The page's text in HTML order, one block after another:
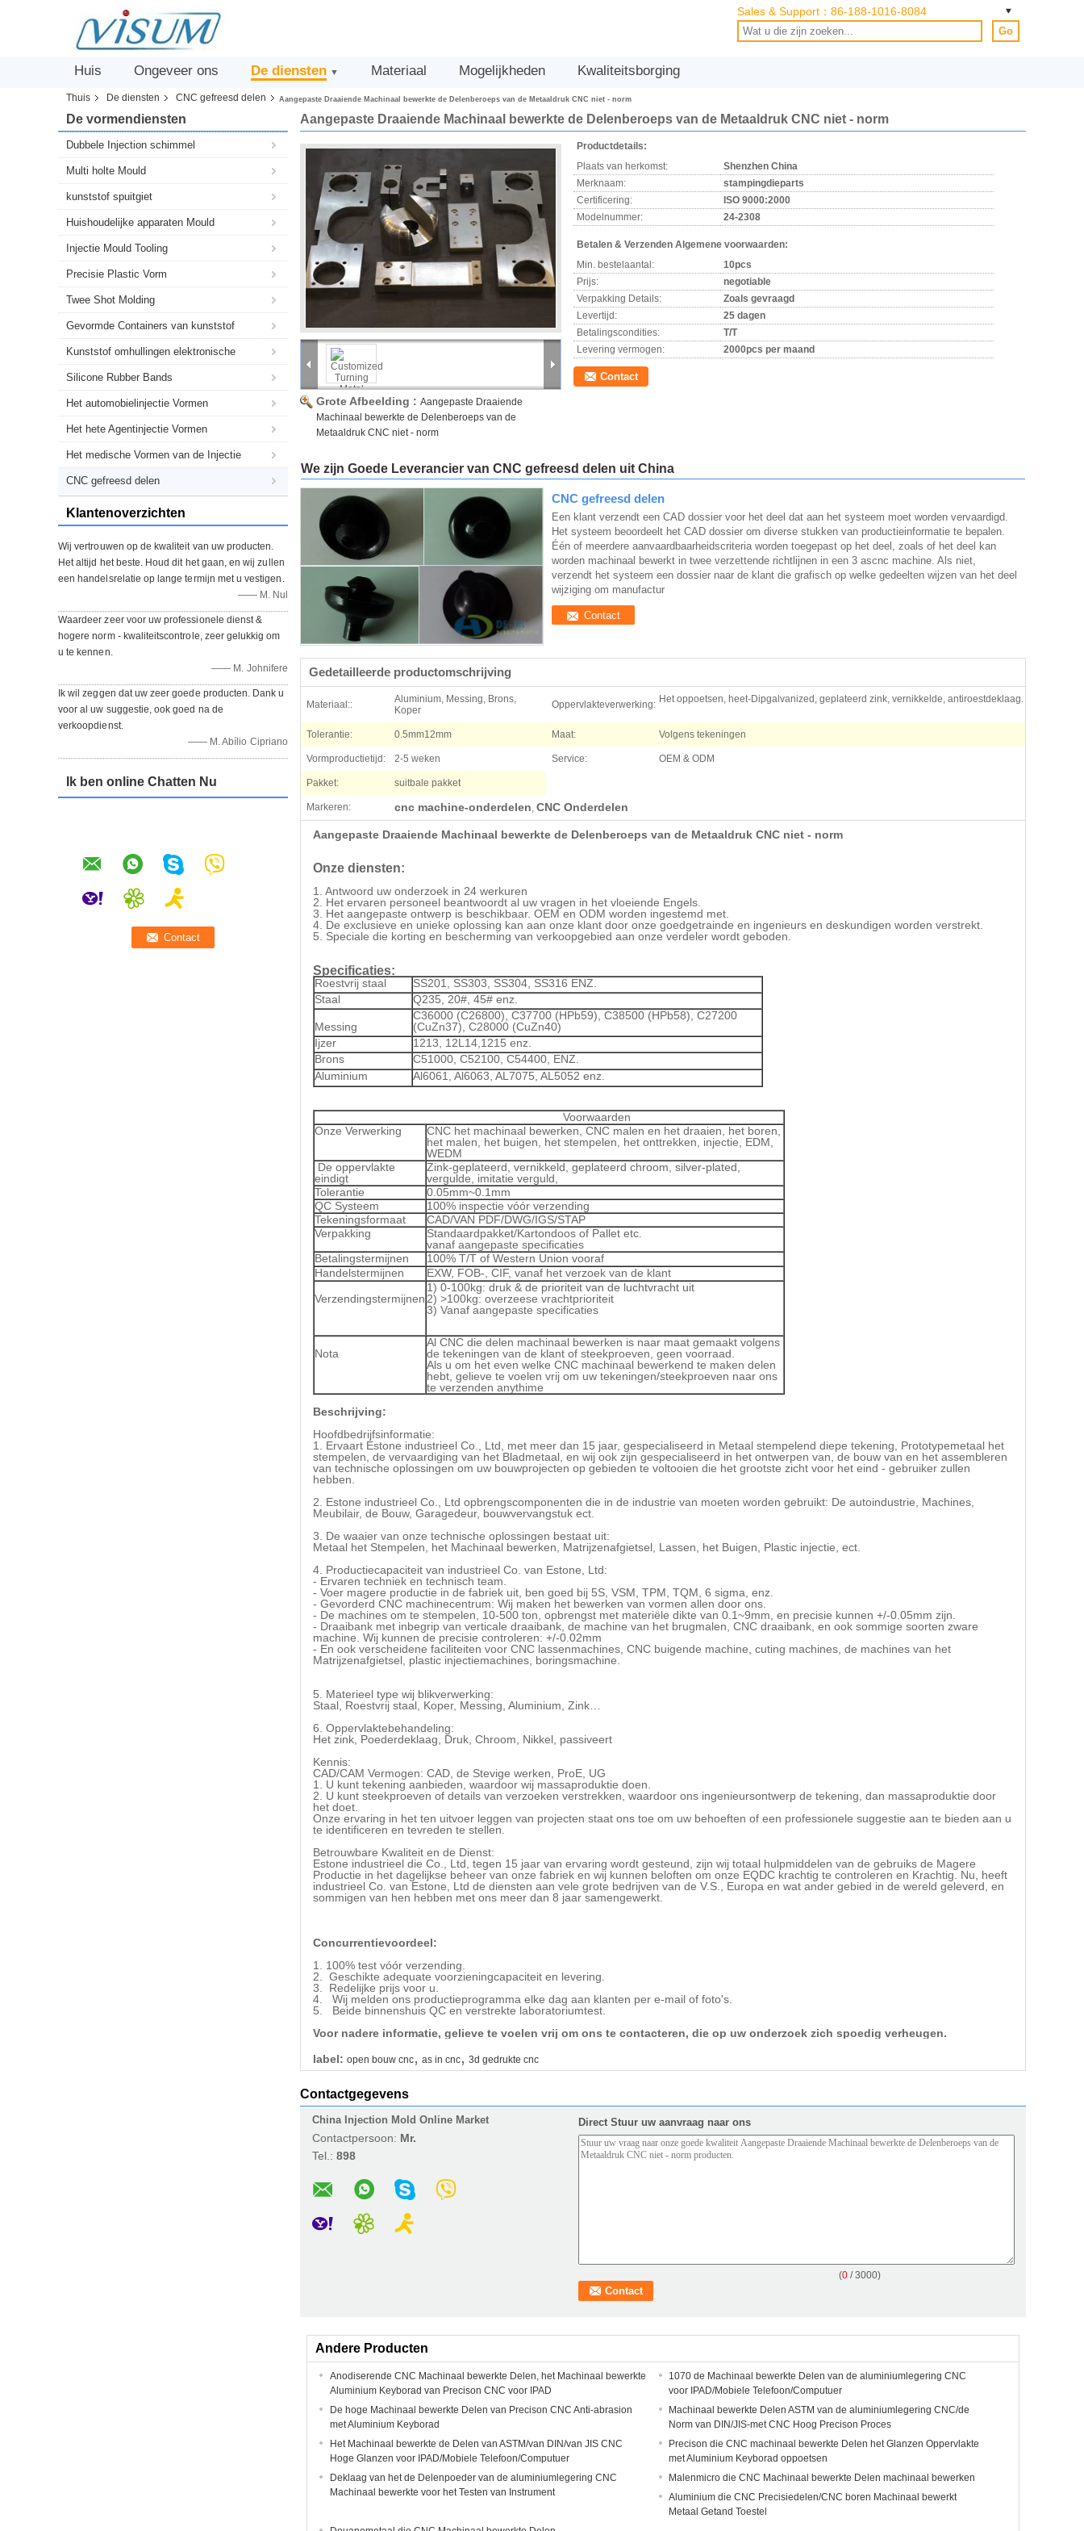
Sales & Support： 86-188-1016-8084
Go
Huis Ongeveer ons De diensten ▼ Materiaal Mogelijkheden Kwaliteitsborging
Thuis De diensten CNC gefreesd delen Aangepaste Draaiende Machinaal bewerkte de Delenberoeps van de Metaaldruk CNC niet - norm
De vormendiensten
Dubbele Injection schimmel
Multi holte Mould
kunststof spuitgiet
Huishoudelijke apparaten Mould
Injectie Mould Tooling
Precisie Plastic Vorm
Twee Shot Molding
Gevormde Containers van kunststof
Kunststof omhullingen elektronische
Silicone Rubber Bands
Het automobielinjectie Vormen
Het hete Agentinjectie Vormen
Het medische Vormen van de Injectie
CNC gefreesd delen
Klantenoverzichten
Wij vertrouwen op de kwaliteit van uw producten.
Het altijd het beste. Houd dit het gaan, en wij zullen
een handelsrelatie op lange termijn met u vestigen.
—— M. Nul
Waardeer zeer voor uw professionele dienst &
hogere norm - kwaliteitscontrole, zeer gelukkig om
u te kennen.
—— M. Johnifere
Ik wil zeggen dat uw zeer goede producten. Dank u
voor al uw suggestie, ook goed na de
verkoopdienst.
—— M. Abílio Cipriano
Ik ben online Chatten Nu
Aangepaste Draaiende Machinaal bewerkte de Delenberoeps van de Metaaldruk CNC niet - norm
Grote Afbeelding : Aangepaste Draaiende
Machinaal bewerkte de Delenberoeps van de
Metaaldruk CNC niet - norm
Productdetails:
Plaats van herkomst:
Shenzhen China
Merknaam:
stampingdieparts
Certificering:
ISO 9000:2000
Modelnummer:
24-2308
Betalen & Verzenden Algemene voorwaarden:
Min. bestelaantal:
10pcs
Prijs:
negotiable
Verpakking Details:
Zoals gevraagd
Levertijd:
25 dagen
Betalingscondities:
T/T
Levering vermogen:
2000pcs per maand
Contact
We zijn Goede Leverancier van CNC gefreesd delen uit China
CNC gefreesd delen
Een klant verzendt een CAD dossier voor het deel dat aan het systeem moet worden vervaardigd.
Het systeem beoordeelt het CAD dossier om diverse stukken van productieinformatie te bepalen.
Één of meerdere aanvaardbaarheidscriteria worden toegepast op het deel, zoals of het deel kan
worden machinaal bewerkt in twee verzettende richtlijnen in een 3 ascnc machine. Als niet,
verzendt het systeem een dossier naar de klant die grafisch op welke gedeelten wijzen van het deel
wijziging om manufactur
Contact
Gedetailleerde productomschrijving
Materiaal::
Aluminium, Messing, Brons,
Koper
Oppervlakteverwerking: Het oppoetsen, heet-Dipgalvanized, geplateerd zink, vernikkelde, antiroestdeklaag.
Tolerantie: 0.5mm12mm Maat: Volgens tekeningen
Vormproductietijd: 2-5 weken Service: OEM & ODM
Pakket: suitbale pakket
Markeren: cnc machine-onderdelen, CNC Onderdelen
Aangepaste Draaiende Machinaal bewerkte de Delenberoeps van de Metaaldruk CNC niet - norm
Onze diensten:
1. Antwoord uw onderzoek in 24 werkuren
2. Het ervaren personeel beantwoordt al uw vragen in het vloeiende Engels.
3. Het aangepaste ontwerp is beschikbaar. OEM en ODM worden ingestemd met.
4. De exclusieve en unieke oplossing kan aan onze klant door onze goedgetrainde en ingenieurs en deskundigen worden verstrekt.
5. Speciale die korting en bescherming van verkoopgebied aan onze verdeler wordt geboden.
Specificaties:
Roestvrij staal
SS201, SS303, SS304, SS316 ENZ.
Staal
Q235, 20#, 45# enz.
Messing
C36000 (C26800), C37700 (HPb59), C38500 (HPb58), C27200
(CuZn37), C28000 (CuZn40)
Ijzer
1213, 12L14,1215 enz.
Brons
C51000, C52100, C54400, ENZ.
Aluminium
Al6061, Al6063, AL7075, AL5052 enz.
Voorwaarden
Onze Verwerking
CNC het machinaal bewerken, CNC malen en het draaien, het boren,
het malen, het buigen, het stempelen, het onttrekken, injectie, EDM,
WEDM
De oppervlakte
eindigt
Zink-geplateerd, vernikkeld, geplateerd chroom, silver-plated,
vergulde, imitatie verguld,
Tolerantie
0.05mm~0.1mm
QC Systeem
100% inspectie vóór verzending
Tekeningsformaat
CAD/VAN PDF/DWG/IGS/STAP
Verpakking
Standaardpakket/Kartondoos of Pallet etc.
vanaf aangepaste specificaties
Betalingstermijnen
100% T/T of Western Union vooraf
Handelstermijnen
EXW, FOB-, CIF, vanaf het verzoek van de klant
Verzendingstermijnen
1) 0-100kg: druk & de prioriteit van de luchtvracht uit
2) >100kg: overzeese vrachtprioriteit
3) Vanaf aangepaste specificaties
Nota
Al CNC die delen machinaal bewerken is naar maat gemaakt volgens
de tekeningen van de klant of steekproeven, geen voorraad.
Als u om het even welke CNC machinaal bewerkend te maken delen
hebt, gelieve te voelen vrij om uw tekeningen/steekproeven naar ons
te verzenden anythime
Beschrijving:
Hoofdbedrijfsinformatie:
1. Ervaart Estone industrieel Co., Ltd, met meer dan 15 jaar, gespecialiseerd in Metaal stempelend diepe tekening, Prototypemetaal het
stempelen, de vervaardiging van het Bladmetaal, en wij ook zijn gespecialiseerd in het ontwerpen van, de bouw van en het assembleren
van technische oplossingen om uw bouwprojecten op gebieden te voltooien die het grootste zicht voor het eind - gebruiker zullen
hebben.
2. Estone industrieel Co., Ltd opbrengscomponenten die in de industrie van moeten worden gebruikt: De autoindustrie, Machines,
Meubilair, de Bouw, Garagedeur, bouwvervangstuk ect.
3. De waaier van onze technische oplossingen bestaat uit:
Metaal het Stempelen, het Machinaal bewerken, Matrijzenafgietsel, Lassen, het Buigen, Plastic injectie, ect.
4. Productiecapaciteit van industrieel Co. van Estone, Ltd:
- Ervaren techniek en technisch team.
- Voer magere productie in de fabriek uit, ben goed bij 5S, VSM, TPM, TQM, 6 sigma, enz.
- Gevorderd CNC machinecentrum: Wij maken het bewerken van vormen allen door ons.
- De machines om te stempelen, 10-500 ton, opbrengst met materiële dikte van 0.1~9mm, en precisie kunnen +/-0.05mm zijn.
- Draaibank met inbegrip van verticale draaibank, de machine van het brugmalen, CNC draaibank, en ook sommige soorten zware
machine. Wij kunnen de precisie controleren: +/-0.02mm
- En ook verscheidene faciliteiten voor CNC lassenmachines, CNC buigende machine, cuting machines, de machines van het
Matrijzenafgietsel, plastic injectiemachines, boringsmachine.
5. Materieel type wij blikverwerking:
Staal, Roestvrij staal, Koper, Messing, Aluminium, Zink…
6. Oppervlaktebehandeling:
Het zink, Poederdeklaag, Druk, Chroom, Nikkel, passiveert
Kennis:
CAD/CAM Vermogen: CAD, de Stevige werken, ProE, UG
1. U kunt tekening aanbieden, waardoor wij massaproduktie doen.
2. U kunt steekproeven of details van verzoeken verstrekken, waardoor ons ingenieursontwerp de tekening, dan massaproduktie door
het doet.
Onze ervaring in het ten uitvoer leggen van projecten staat ons toe om uw behoeften of een professionele suggestie aan te bieden aan u
te identificeren en tevreden te stellen.
Betrouwbare Kwaliteit en de Dienst:
Estone industrieel die Co., Ltd, tegen 15 jaar van ervaring wordt gesteund, zijn wij totaal hulpmiddelen van de gebruiks de Magere
Productie in het dagelijkse beheer van onze fabriek en wij kunnen beloften om onze EQDC krachtig te controleren en Krachtig. Nu, heeft
industrieel Co. van Estone, Ltd de diensten aan vele grote bedrijven van de V.S., Europa en wat ander gebied in de wereld geleverd, en
sommigen van hen hebben met ons meer dan 8 jaar samengewerkt.
Concurrentievoordeel:
1. 100% test vóór verzending.
2. Geschikte adequate voorzieningcapaciteit en levering.
3. Redelijke prijs voor u.
4. Wij melden ons productieprogramma elke dag aan klanten per e-mail of foto's.
5. Beide binnenshuis QC en verstrekte laboratoriumtest.
Voor nadere informatie, gelieve te voelen vrij om ons te contacteren, die op uw onderzoek zich spoedig verheugen.
label: open bouw cnc, as in cnc, 3d gedrukte cnc
Contactgegevens
China Injection Mold Online Market
Contactpersoon: Mr.
Tel.: 898
Direct Stuur uw aanvraag naar ons
(0 / 3000)
Andere Producten
Anodiserende CNC Machinaal bewerkte Delen, het Machinaal bewerkte
Aluminium Keyborad van Precison CNC voor IPAD
1070 de Machinaal bewerkte Delen van de aluminiumlegering CNC
voor IPAD/Mobiele Telefoon/Computuer
De hoge Machinaal bewerkte Delen van Precison CNC Anti-abrasion
met Aluminium Keyborad
Machinaal bewerkte Delen ASTM van de aluminiumlegering CNC/de
Norm van DIN/JIS-met CNC Hoog Precison Proces
Het Machinaal bewerkte de Delen van ASTM/van DIN/van JIS CNC
Hoge Glanzen voor IPAD/Mobiele Telefoon/Computuer
Precison die CNC machinaal bewerkte Delen het Glanzen Oppervlakte
met Aluminium Keyborad oppoetsen
Deklaag van het de Delenpoeder van de aluminiumlegering CNC
Machinaal bewerkte voor het Testen van Instrument
Malenmicro die CNC Machinaal bewerkte Delen machinaal bewerken
Aluminium die CNC Precisiedelen/CNC boren Machinaal bewerkt
Metaal Getand Toestel